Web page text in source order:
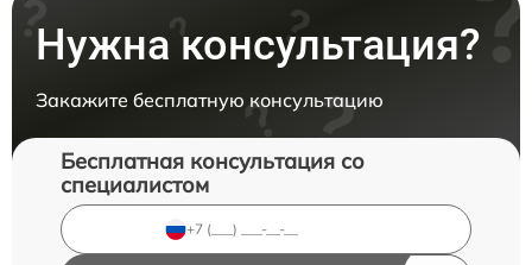
Нужна консультация?
Закажите бесплатную консультацию
Бесплатная консультация со
специалистом